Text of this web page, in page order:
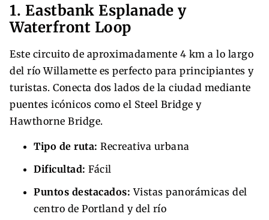
1. Eastbank Esplanade y
Waterfront Loop
Este circuito de aproximadamente 4 km a lo largo
del río Willamette es perfecto para principiantes y
turistas. Conecta dos lados de la ciudad mediante
puentes icónicos como el Steel Bridge y
Hawthorne Bridge.
Tipo de ruta: Recreativa urbana
Dificultad: Fácil
Puntos destacados: Vistas panorámicas del
centro de Portland y del río